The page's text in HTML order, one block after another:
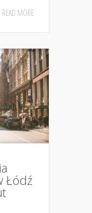
READ MORE
Łódź